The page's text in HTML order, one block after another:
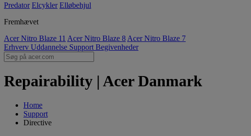
Predator Elcykler Elløbehjul
Fremhævet
Acer Nitro Blaze 11 Acer Nitro Blaze 8 Acer Nitro Blaze 7
Erhverv Uddannelse Support Begivenheder
Repairability | Acer Danmark
Home
Support
Directive